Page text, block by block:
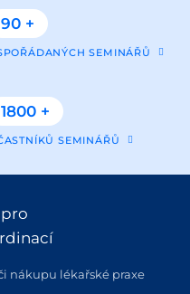
90 +
SEMINÁŘŮ
1800 +
SEMINÁŘŮ
nákupu lékařské praxe